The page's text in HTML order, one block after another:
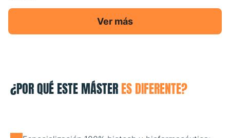
Ver más
¿POR QUÉ ESTE MÁSTERES DIFERENTE?